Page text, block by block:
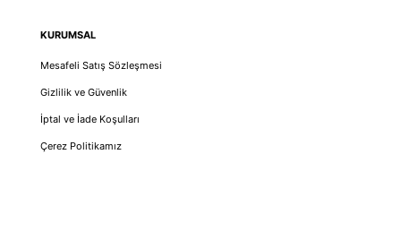
KURUMSAL
Mesafeli Satış Sözleşmesi
Gizlilik ve Güvenlik
İptal ve İade Koşulları
Çerez Politikamız